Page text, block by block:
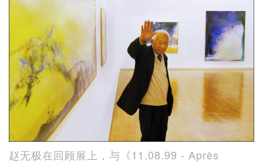
赵无极在回顾展上，与《11.08.99 - Après